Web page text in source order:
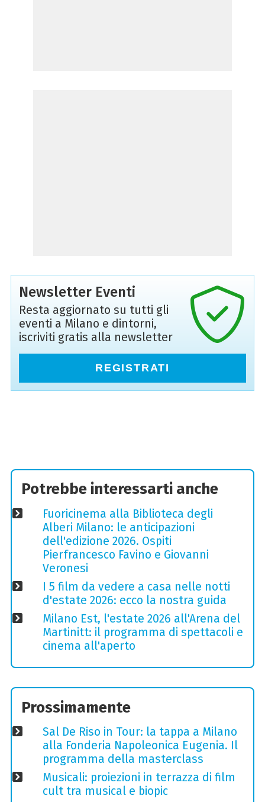
Newsletter Eventi
Resta aggiornato su tutti gli
eventi a Milano e dintorni,
iscriviti gratis alla newsletter
REGISTRATI
Potrebbe interessarti anche
Fuoricinema alla Biblioteca degli
Alberi Milano: le anticipazioni
dell'edizione 2026. Ospiti
Pierfrancesco Favino e Giovanni
Veronesi
I 5 film da vedere a casa nelle notti
d'estate 2026: ecco la nostra guida
Milano Est, l'estate 2026 all'Arena del
Martinitt: il programma di spettacoli e
cinema all'aperto
Prossimamente
Sal De Riso in Tour: la tappa a Milano
alla Fonderia Napoleonica Eugenia. Il
programma della masterclass
Musicali: proiezioni in terrazza di film
cult tra musical e biopic